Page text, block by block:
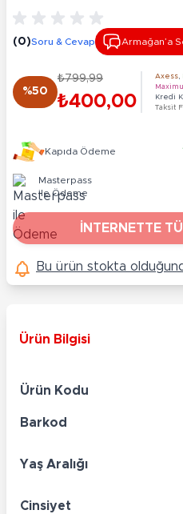
(0)Soru & Cevap Armağan’a
%50
₺799,99
₺400,00
Axess
Kredi
Taksit
Kapıda Ödeme
Masterpass
ile Ödeme
İNTERNETTE
Bu ürün stokta
Ürün Bilgisi
Ürün Kodu
Barkod
Yaş Aralığı
Cinsiyet